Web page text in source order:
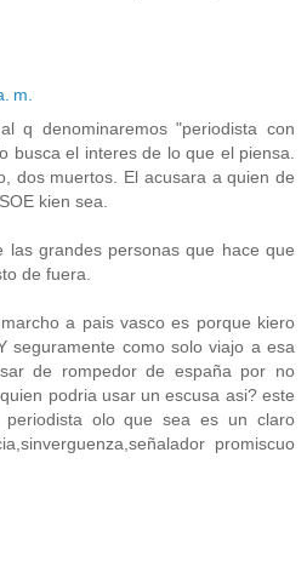
m.
q denominaremos "periodista con
busca el interes de lo que el piensa.
dos muertos. El acusara a quien de
kien sea.
las grandes personas que hace que
de fuera.
a pais vasco es porque kiero
seguramente como solo viajo a esa
de rompedor de españa por no
podria usar un escusa asi? este
olo que sea es un claro
promiscuo